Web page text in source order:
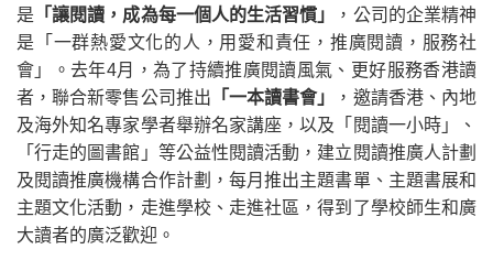
是 「讓閱讀，成為每一個人的生活習慣」
，公司的企業精神
是「一群熱愛文化的人，用愛和責任，推廣閱讀，服務社
會」。去年4月，為了持續推廣閱讀風氣、更好服務香港讀
者，聯合新零售公司推出 「一本讀書會」
，邀請香港、內地
及海外知名專家學者舉辦名家講座，以及「閱讀一小時」、
「行走的圖書館」等公益性閱讀活動，建立閱讀推廣人計劃
及閱讀推廣機構合作計劃，每月推出主題書單、主題書展和
主題文化活動，走進學校、走進社區，得到了學校師生和廣
大讀者的廣泛歡迎。